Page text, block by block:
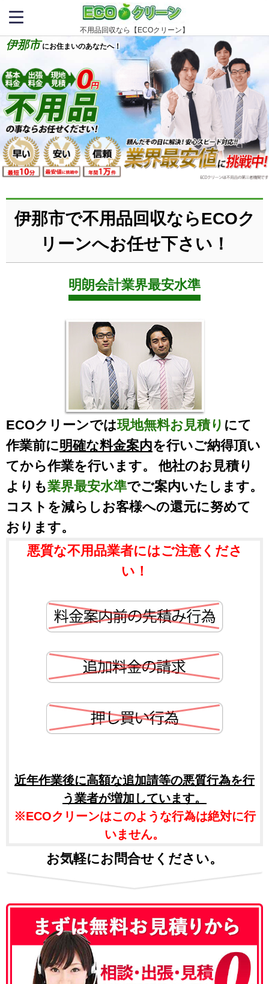
不用品回収なら【ECOクリーン】
伊那市 にお住まいのあなたへ！
伊那市で不用品回収ならECOク
リーンへお任せ下さい！
明朗会計業界最安水準
ECOクリーンでは現地無料お見積り にて
作業前に明確な料金案内を行いご納得頂い
てから作業を行います。 他社のお見積り
よりも業界最安水準でご案内いたします。
コストを減らしお客様への還元に努めて
おります。
悪質な不用品業者にはご注意くださ
い！
近年作業後に高額な追加請等の悪質行為を行
う業者が増加しています。
※ECOクリーンはこのような行為は絶対に行
いません。
お気軽にお問合せください。